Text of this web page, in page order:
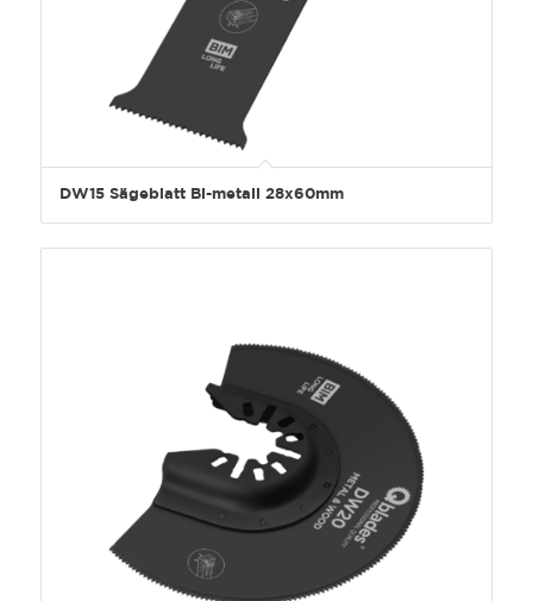
DW15 Sägeblatt Bi-metall 28x60mm